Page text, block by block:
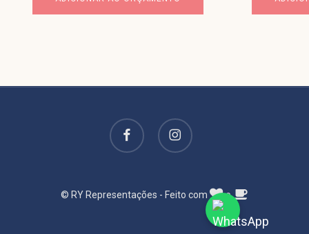
facebook instagram
© RY Representações - Feito com e